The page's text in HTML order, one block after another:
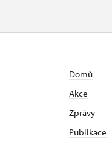
Domů
Akce
Zprávy
Publikace